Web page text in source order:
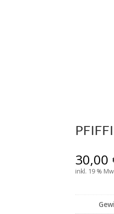
30,00
inkl. 19 %